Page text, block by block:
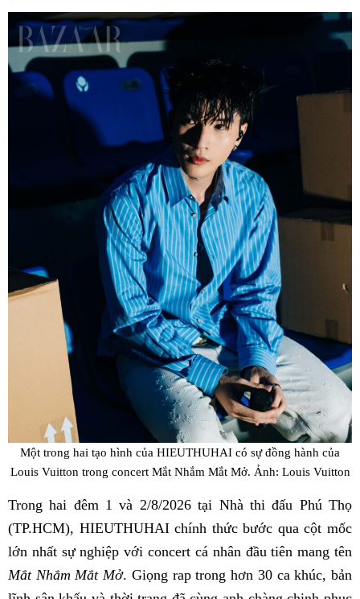
Một trong hai tạo hình của HIEUTHUHAI có sự đồng hành của
Louis Vuitton trong concert Mắt Nhắm Mắt Mở. Ảnh: Louis Vuitton
Trong hai đêm 1 và 2/8/2026 tại Nhà thi đấu Phú Thọ
(TP.HCM), HIEUTHUHAI chính thức bước qua cột mốc
lớn nhất sự nghiệp với concert cá nhân đầu tiên mang tên
Mắt Nhắm Mắt Mở. Giọng rap trong hơn 30 ca khúc, bản